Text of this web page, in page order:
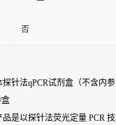
否
针法qPCR试剂盒（不含内参
盒
品是以探针法荧光定量 PCR